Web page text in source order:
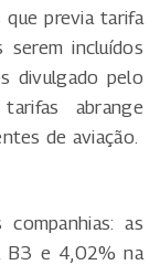
previa tarifa
incluídos
divulgado pelo
abrange
de aviação.
as
B3 e 4,02% na